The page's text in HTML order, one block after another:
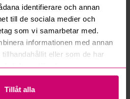
identifierare och annan
till de sociala medier och
som vi samarbetar med.
informationen med annan
eller som de har
deras tjänster.
Tillåt alla
12 050 kr ·12 bud